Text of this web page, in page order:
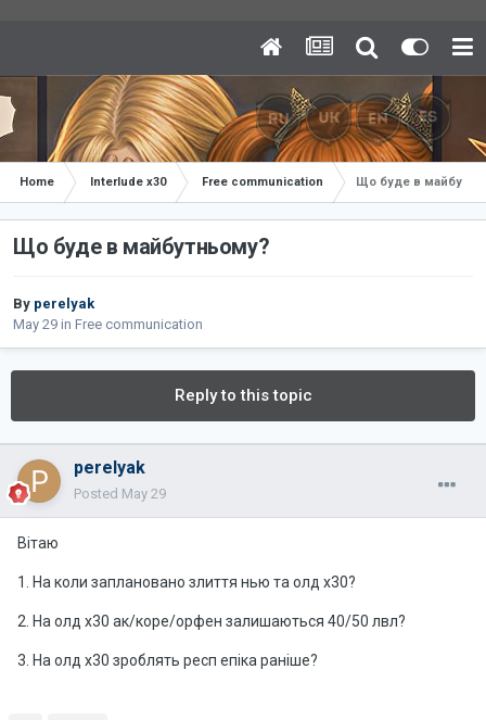
Home Interlude x30 Free communication Що буде в
Що буде в майбутньому?
By perelyak
May 29 in Free communication
Reply to this topic
perelyak
Posted May 29
Вітаю
1. На коли заплановано злиття нью та олд х30?
2. На олд х30 ак/коре/орфен залишаються 40/50 лвл?
3. На олд х30 зроблять респ епіка раніше?